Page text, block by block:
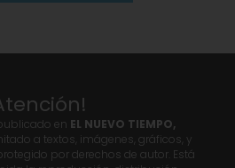
en EL NUEVO TIEMPO,
a textos, imágenes, gráficos, y
por derechos de autor. Está